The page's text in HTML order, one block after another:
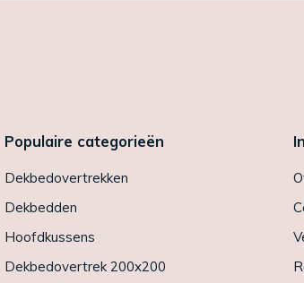
Populaire categorieën
Dekbedovertrekken
Dekbedden
Hoofdkussens
Dekbedovertrek 200x200